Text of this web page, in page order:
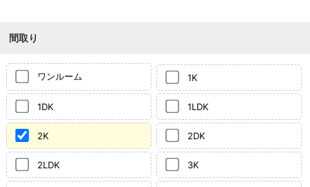
間取り
ワンルーム 1K
1DK 1LDK
2K 2DK
2LDK 3K